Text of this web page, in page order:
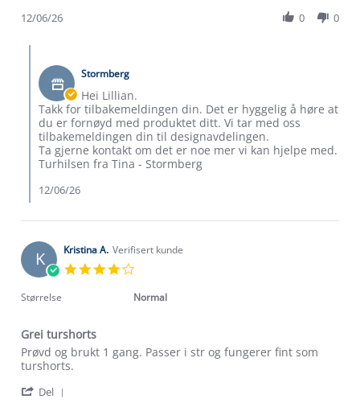
12
2026
on
12
Jun
2026
12/06/26
0 0
Butikkeier
on
Review
by
Lillian
on
Jun
2026
Stormberg
Hei Lillian.
Takk for tilbakemeldingen din. Det er hyggelig å høre at
du er fornøyd med produktet ditt. Vi tar med oss
tilbakemeldingen din til designavdelingen.
Ta gjerne kontakt om det er noe mer vi kan hjelpe med.
Turhilsen fra Tina - Stormberg
12/06/26
K Kristina A. Verifisert kunde
rating
Størrelse Normal
Grei turshorts
Review
by
A.
review
stating
turshorts
Prøvd og brukt 1 gang. Passer i str og fungerer fint som
turshorts.
Del
Kundeservice
Kundeklubb
Våre butikker
Om Stormberg
Verdigrunnlag
Etisk handel
Dyreetikk
1% til samfunnet
Inkludering
Materialer
Trelagsprinsippet barn
Alt du trenger til Norgesferien
Gravidklær
Hvordan velge riktig turtøy?